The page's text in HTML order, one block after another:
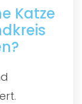
Katze